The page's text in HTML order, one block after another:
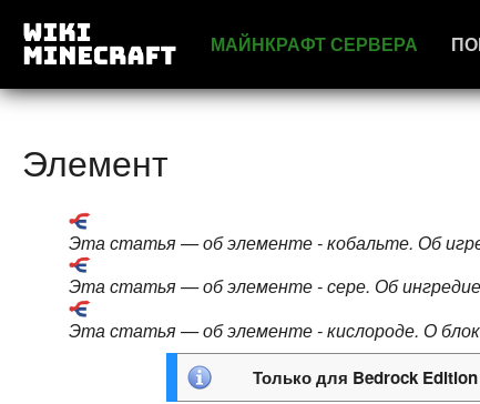
МАЙНКРАФТ СЕРВЕРА
Элемент
Эта статья — об элементе - кобальте. Об
Эта статья — об элементе - сере. Об
Эта статья — об элементе - кислороде. О
Только для Bedrock Edition